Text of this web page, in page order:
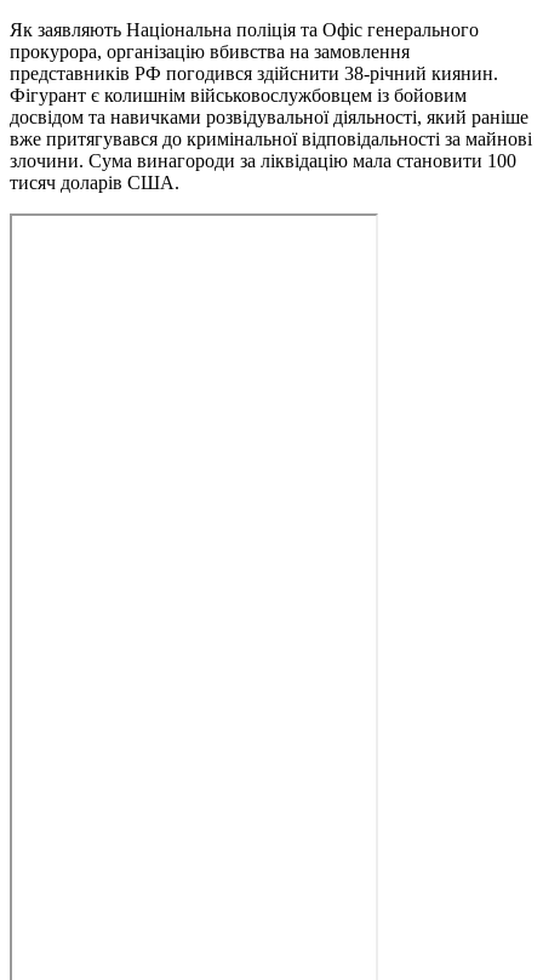
Як заявляють Національна поліція та Офіс генерального
прокурора, організацію вбивства на замовлення
представників РФ погодився здійснити 38-річний киянин.
Фігурант є колишнім військовослужбовцем із бойовим
досвідом та навичками розвідувальної діяльності, який раніше
вже притягувався до кримінальної відповідальності за майнові
злочини. Сума винагороди за ліквідацію мала становити 100
тисяч доларів США.